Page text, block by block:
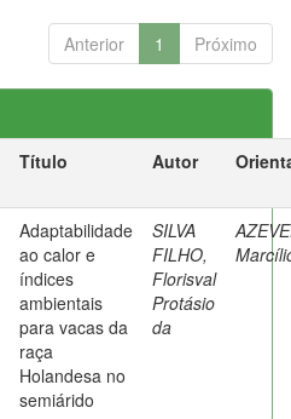
Anterior 1 Próximo
Título Autor
Adaptabilidade
ao calor e
índices
ambientais
para vacas da
raça
Holandesa no
semiárido
SILVA
FILHO,
Florisval
Protásio
da